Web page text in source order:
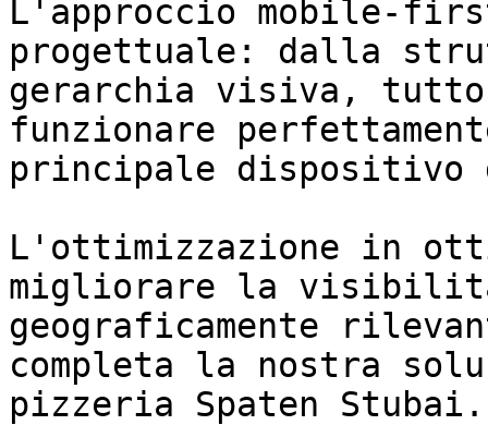
L'approccio mobile-
progettuale: dalla
gerarchia visiva, tutto
funzionare
principale
L'ottimizzazione in
migliorare la
geograficamente
completa la nostra
pizzeria Spaten Stubai.